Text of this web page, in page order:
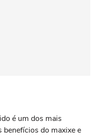
é um dos mais
benefícios do maxixe e